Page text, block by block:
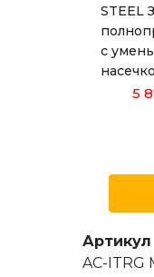
STEEL
с
1,0 до
5
Артикул
AC-ITRG